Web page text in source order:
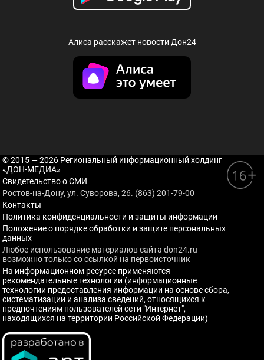
Алиса расскажет новости Дон24
© 2015 — 2026 Региональный информационный холдинг
«ДОН-МЕДИА»
Свидетельство о СМИ
Ростов-на-Дону, ул. Суворова, 26. (863) 201-79-00
Контакты
Политика конфиденциальности и защиты информации
Положение о порядке обработки и защите персональных
данных
Любое использование материалов сайта don24.ru
возможно только со ссылкой на первоисточник
На информационном ресурсе применяются
рекомендательные технологии (информационные
технологии предоставления информации на основе сбора,
систематизации и анализа сведений, относящихся к
предпочтениям пользователей сети "Интернет",
находящихся на территории Российской Федерации)